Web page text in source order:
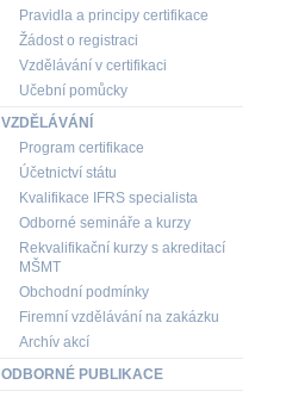
Pravidla a principy certifikace
Žádost o registraci
Vzdělávání v certifikaci
Učební pomůcky
VZDĚLÁVÁNÍ
Program certifikace
Účetnictví státu
Kvalifikace IFRS specialista
Odborné semináře a kurzy
Rekvalifikační kurzy s akreditací
MŠMT
Obchodní podmínky
Firemní vzdělávání na zakázku
Archív akcí
ODBORNÉ PUBLIKACE